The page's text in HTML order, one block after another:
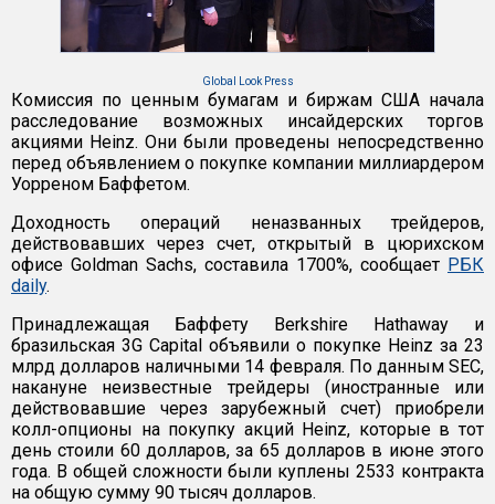
Global Look Press
Комиссия по ценным бумагам и биржам США начала
расследование возможных инсайдерских торгов
акциями Heinz. Они были проведены непосредственно
перед объявлением о покупке компании миллиардером
Уорреном Баффетом.
Доходность операций неназванных трейдеров,
действовавших через счет, открытый в цюрихском
офисе Goldman Sachs, составила 1700%, сообщает РБК
daily.
Принадлежащая Баффету Berkshire Hathaway и
бразильская 3G Capital объявили о покупке Heinz за 23
млрд долларов наличными 14 февраля. По данным SEC,
накануне неизвестные трейдеры (иностранные или
действовавшие через зарубежный счет) приобрели
колл-опционы на покупку акций Heinz, которые в тот
день стоили 60 долларов, за 65 долларов в июне этого
года. В общей сложности были куплены 2533 контракта
на общую сумму 90 тысяч долларов.